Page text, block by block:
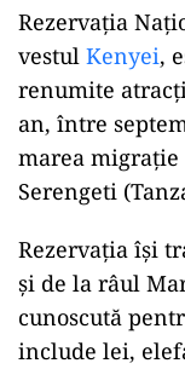
Rezervația
vestul Kenyei,
renumite
an, între
marea
Serengeti
Rezervația își
și de la râul
cunoscută
include lei,